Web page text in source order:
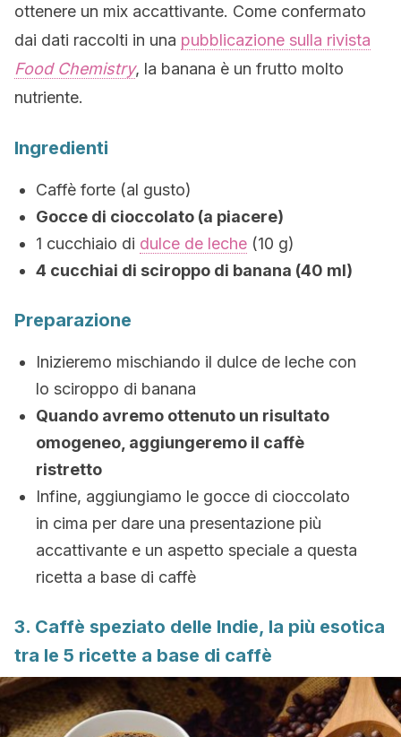
ottenere un mix accattivante. Come confermato
dai dati raccolti in una pubblicazione sulla rivista
Food Chemistry, la banana è un frutto molto
nutriente.
Ingredienti
Caffè forte (al gusto)
Gocce di cioccolato (a piacere)
1 cucchiaio di dulce de leche (10 g)
4 cucchiai di sciroppo di banana (40 ml)
Preparazione
Inizieremo mischiando il dulce de leche con
lo sciroppo di banana
Quando avremo ottenuto un risultato
omogeneo, aggiungeremo il caffè
ristretto
Infine, aggiungiamo le gocce di cioccolato
in cima per dare una presentazione più
accattivante e un aspetto speciale a questa
ricetta a base di caffè
3. Caffè speziato delle Indie, la più esotica
tra le 5 ricette a base di caffè